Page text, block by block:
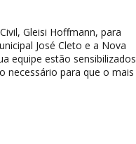
Gleisi Hoffmann, para
José Cleto e a Nova
equipe estão sensibilizados
necessário para que o mais